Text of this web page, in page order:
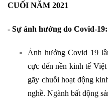
CUỐI NĂM 2021
- Sự ảnh hưởng do Covid-19:
Ảnh hưởng Covid 19
cực đến nền kinh tế
gãy chuỗi hoạt động
nghề. Ngành bất động